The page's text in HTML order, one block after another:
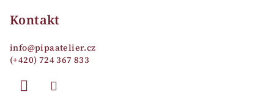
Kontakt
info@pipaatelier.cz
(+420) 724 367 833